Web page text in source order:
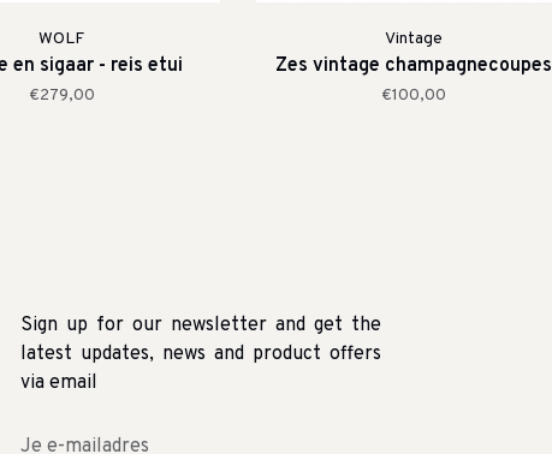
WOLF
en sigaar - reis etui
€279,00
Vintage
Zes vintage champagnecoupes
€100,00
Sign up for our newsletter and get the
latest updates, news and product offers
via email